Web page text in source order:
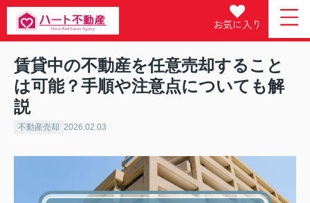
お気に入り
賃貸中の不動産を任意売却すること
は可能？手順や注意点についても解
説
不動産売却 2026.02.03